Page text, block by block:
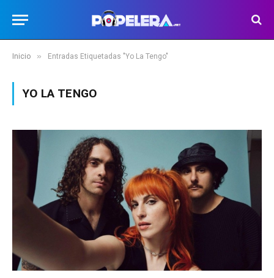
Inicio » Entradas Etiquetadas "Yo La Tengo"
YO LA TENGO